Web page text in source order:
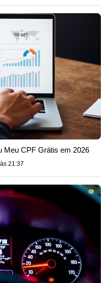
Meu CPF Grátis em 2026
21:37